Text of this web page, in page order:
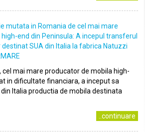
mutata in Romania de cel mai mare
end din Peninsula: A incepul transferul
SUA din Italia la fabrica Natuzzi
cel mai mare producator de mobila high-
in dificultate financiara, a inceput sa
Italia productia de mobila destinata
..continuare